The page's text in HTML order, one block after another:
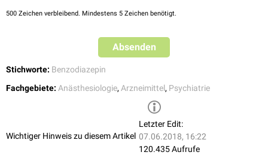
Vorsichtsmaßnahmen beim Einsatz
gleichzeitige Gabe von zentral wirkenden
Analgetika
) und Alkohol bzw. keine gleichzeitige Gabe ähnlich wirkender
Medikamente (Benzodiazepine + Antihistaminika + Neuroleptika) erfolgt.
Dadurch könnte die Wirkung der einzelnen Substanzen um ein Vielfaches
entstehen können.
500 Zeichen verbleibend. Mindestens 5 Zeichen benötigt.
Absenden
Stichworte: Benzodiazepin
Fachgebiete: Anästhesiologie, Arzneimittel, Psychiatrie
Wichtiger Hinweis zu diesem Artikel
Letzter Edit:
07.06.2018, 16:22
120.435 Aufrufe